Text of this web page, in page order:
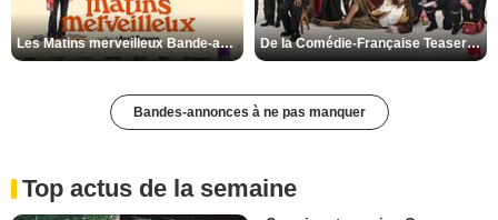
Les Matins merveilleux Bande-annonce VF De la Comédie-Française Teaser VF
Bandes-annonces à ne pas manquer
Top actus de la semaine